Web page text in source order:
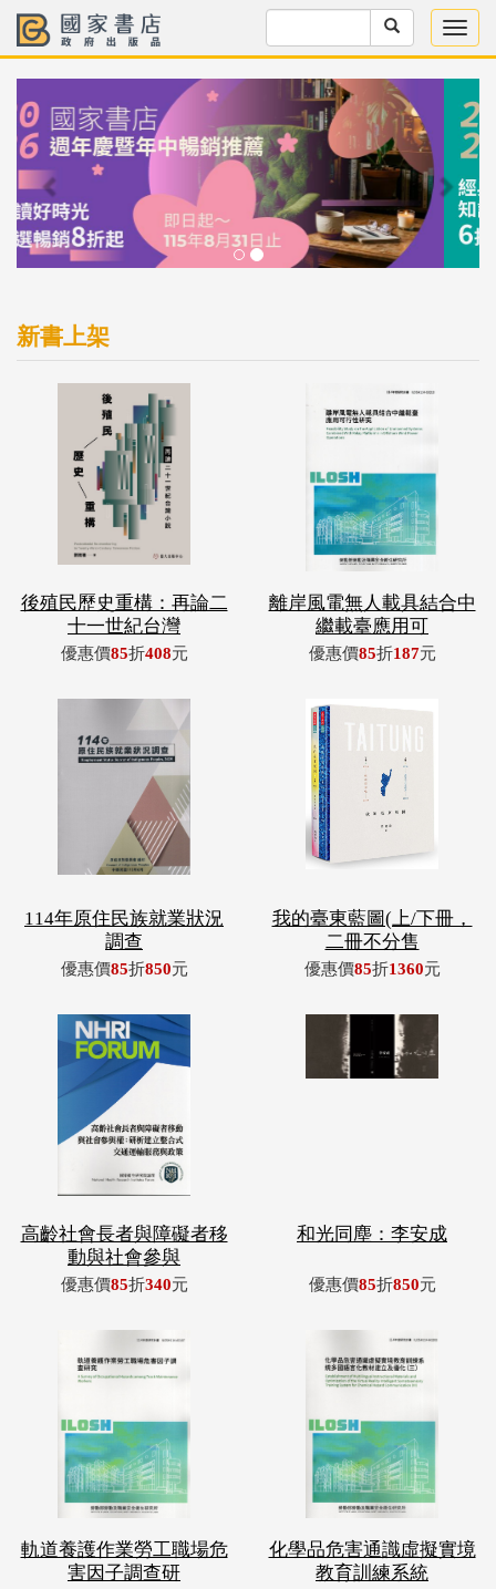
新書上架
後殖民歷史重構：再論二
十一世紀台灣
優惠價85折408元
離岸風電無人載具結合中
繼載臺應用可
優惠價85折187元
114年原住民族就業狀況
調查
優惠價85折850元
我的臺東藍圖(上/下冊，
二冊不分售
優惠價85折1360元
高齡社會長者與障礙者移
動與社會參與
優惠價85折340元
和光同塵：李安成
優惠價85折850元
軌道養護作業勞工職場危
害因子調查研
化學品危害通識虛擬實境
教育訓練系統